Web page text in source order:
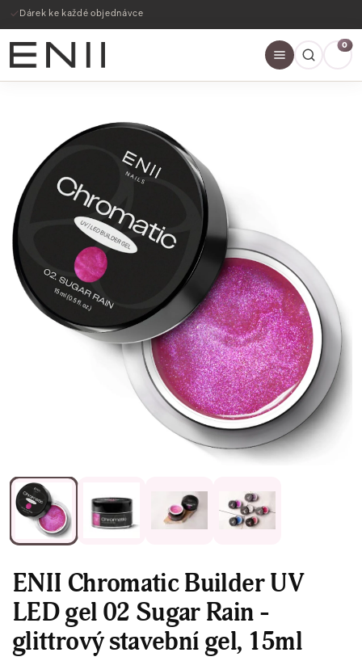
Dárek ke každé objednávce
0
ENII Chromatic Builder UV
LED gel 02 Sugar Rain -
glittrový stavební gel, 15ml